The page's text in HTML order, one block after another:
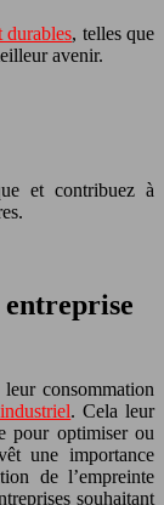
durables, telles que
avenir.
et contribuez à
entreprise
consommation
. Cela leur
pour optimiser ou
une importance
de l’empreinte
souhaitant